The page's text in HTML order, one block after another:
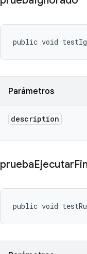
public void
Parámetros
description
pruebaEjecutar
public void